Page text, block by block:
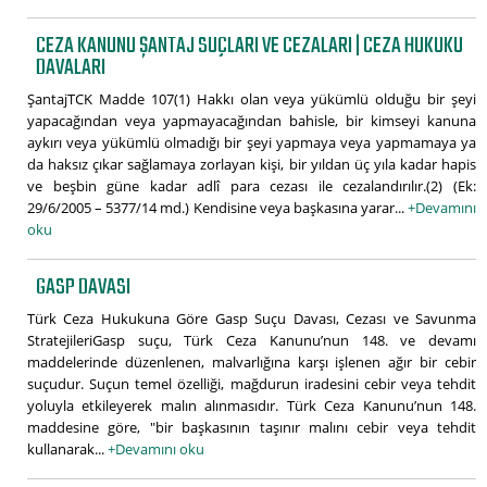
CEZA KANUNU ŞANTAJ SUÇLARI VE CEZALARI | CEZA HUKUKU
DAVALARI
ŞantajTCK Madde 107(1) Hakkı olan veya yükümlü olduğu bir şeyi
yapacağından veya yapmayacağından bahisle, bir kimseyi kanuna
aykırı veya yükümlü olmadığı bir şeyi yapmaya veya yapmamaya ya
da haksız çıkar sağlamaya zorlayan kişi, bir yıldan üç yıla kadar hapis
ve beşbin güne kadar adlî para cezası ile cezalandırılır.(2) (Ek:
29/6/2005 – 5377/14 md.) Kendisine veya başkasına yarar...+Devamını
oku
GASP DAVASI
Türk Ceza Hukukuna Göre Gasp Suçu Davası, Cezası ve Savunma
StratejileriGasp suçu, Türk Ceza Kanunu’nun 148. ve devamı
maddelerinde düzenlenen, malvarlığına karşı işlenen ağır bir cebir
suçudur. Suçun temel özelliği, mağdurun iradesini cebir veya tehdit
yoluyla etkileyerek malın alınmasıdır. Türk Ceza Kanunu’nun 148.
maddesine göre, "bir başkasının taşınır malını cebir veya tehdit
kullanarak...+Devamını oku